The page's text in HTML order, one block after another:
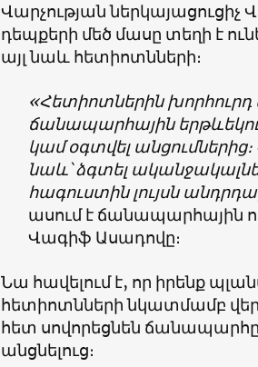
Վարչության ներկայացուցիչ
դեպքերի մեծ մասը տեղի է
այլ նաև հետիոտնների։
«Հետիոտներին
ճանապարհային
կամ օգտվել
նաև՝ ձգտել
հագուստին լույսն
ասում է ճանապարհային
Վագիֆ Ասադովը։
Նա հավելում է, որ իրենք
հետիոտնների նկատմամբ
հետ սովորեցնեն
անցնելուց։